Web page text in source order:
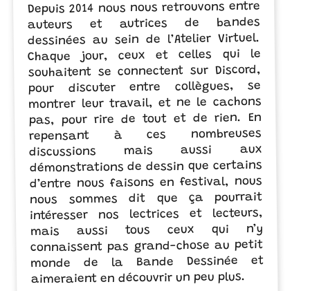
Depuis 2014 nous nous retrouvons entre
auteurs et autrices de bandes
dessinées au sein de l’Atelier Virtuel.
Chaque jour, ceux et celles qui le
souhaitent se connectent sur Discord,
pour discuter entre collègues, se
montrer leur travail, et ne le cachons
pas, pour rire de tout et de rien. En
repensant à ces nombreuses
discussions mais aussi aux
démonstrations de dessin que certains
d’entre nous faisons en festival, nous
nous sommes dit que ça pourrait
intéresser nos lectrices et lecteurs,
mais aussi tous ceux qui n’y
connaissent pas grand-chose au petit
monde de la Bande Dessinée et
aimeraient en découvrir un peu plus.